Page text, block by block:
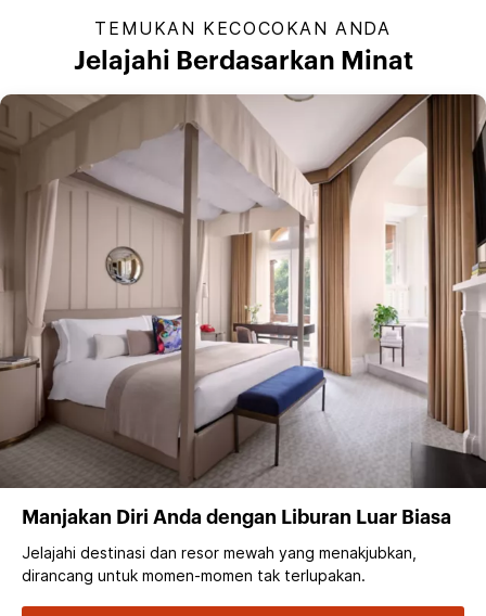
TEMUKAN KECOCOKAN ANDA
Jelajahi Berdasarkan Minat
Manjakan Diri Anda dengan Liburan Luar Biasa
Jelajahi destinasi dan resor mewah yang menakjubkan,
dirancang untuk momen-momen tak terlupakan.